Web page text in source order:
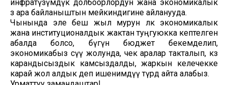
инфратүзүмдүк долбоорлордун жана экономикалык
өз ара байланыштын мейкиндигине айланууда.
Чынында эле беш жыл мурун өлкө экономикалык
жана институционалдык жактан туңгуюкка кептелген
абалда болсо, бүгүн бюджет бекемделип,
экономикабыз өсүү жолунда, чек аралар такталып, көз
карандысыздык камсыздалды, жаркын келечекке
карай жол алдык деп ишенимдүү түрдө айта алабыз.